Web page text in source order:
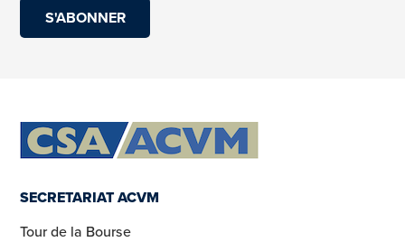
SECRETARIAT ACVM
Tour de la Bourse